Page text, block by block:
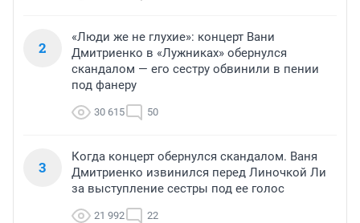
2
«Люди же не глухие»: концерт Вани
Дмитриенко в «Лужниках» обернулся
скандалом — его сестру обвинили в пении
под фанеру
30 615 50
3
Когда концерт обернулся скандалом. Ваня
Дмитриенко извинился перед Линочкой Ли
за выступление сестры под ее голос
21 992 22